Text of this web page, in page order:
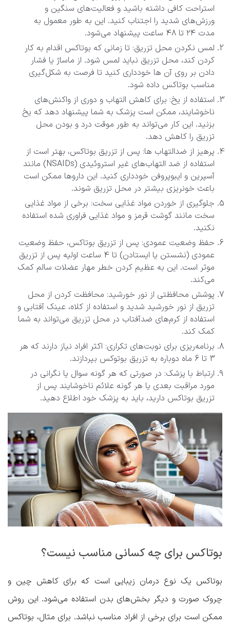
استراحت کافی داشته باشید و فعالیت‌های سنگین و
ورزش‌های شدید را اجتناب کنید. این به طور معمول به
مدت ۲۴ تا ۴۸ ساعت پیشنهاد می‌شود.
لمس نکردن محل تزریق: تا زمانی که بوتاکس اقدام به کار
کردن کند، محل تزریق نباید لمس شود. از ماساژ یا فشار
دادن بر روی آن ها خودداری کنید تا فرصت به شکل‌گیری
مناسب بوتاکس داده شود.
استفاده از یخ: برای کاهش التهاب و دوری از واکنش‌های
ناخوشایند، ممکن است پزشک به شما پیشنهاد دهد که یخ
بزنید. این کار می‌تواند به طور موقت درد و بودن محل
تزریق را کاهش دهد.
پرهیز از ضدالتهاب ها: پس از تزریق بوتاکس، بهتر است از
استفاده از ضد التهاب‌های غیر استروئیدی (NSAIDs) مانند
آسپرین و ایبوپروفن خودداری کنید. این داروها ممکن است
باعث خونریزی بیشتر در محل تزریق شوند.
جلوگیری از خوردن مواد غذایی سخت: برخی از مواد غذایی
سخت مانند گوشت قرمز و مواد غذایی فراوری شده استفاده
نکنید.
حفظ وضعیت عمودی: پس از تزریق بوتاکس، حفظ وضعیت
عمودی (نشستن یا ایستادن) تا 4 ساعت اولیه پس از تزریق
موثر است. این به عظیم کردن خطر مهار عضلات سالم کمک
می‌کند.
پوشش محافظتی از نور خورشید: محافظت کردن از محل
تزریق از نور خورشید شديد و استفاده از کلاه، عینک آفتابی و
استفاده از کرم‌های ضدآفتاب در محل تزریق می‌تواند به شما
کمک کند.
برنامه‌ریزی برای نوبت‌های تکراری: اکثر افراد نیاز دارند که هر
3 تا 6 ماه دوباره به تزریق بوتوکس بپردازند.
ارتباط با پزشک: در صورتی که هر گونه سوال یا نگرانی در
مورد مراقبت بعدی یا هر گونه علائم ناخوشایند پس از
تزریق بوتاکس دارید، باید به پزشک خود اطلاع دهید.
بوتاکس برای چه کسانی مناسب نیست؟
بوتاکس یک نوع درمان زیبایی است که برای کاهش چین و
چروک صورت و دیگر بخش‌های بدن استفاده می‌شود. این روش
ممکن است برای برخی از افراد مناسب نباشد. برای مثال، بوتاکس